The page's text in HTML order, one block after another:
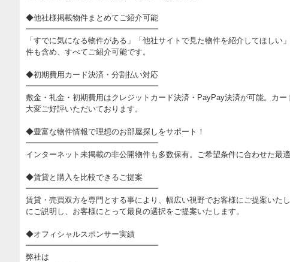
◆他社様掲載物件まとめてご紹介可能
━━━━━━━━━━━━━━━━━
「すでに気になる物件がある」「他社サイトで見た物件を紹介してほしい
件も含め、すべてご紹介可能です。
◆初期費用カード決済・分割払い対応
━━━━━━━━━━━━━━━━━
敷金・礼金・初期費用はクレジットカード決済・PayPay決済が可能。カー
大変ご好評いただいております。
◆豊富な物件情報で理想のお部屋探しをサポート！
━━━━━━━━━━━━━━━━━
インターネット未掲載の非公開物件も多数保有。ご希望条件に合わせた最
◆賃貸と購入を比較できるご提案
━━━━━━━━━━━━━━━━━
賃貸・売買双方を専門とする事により、幅広い視野でお客様にご提案いた
にご説明し、お客様にとって最良の選択をご提案いたします。
◆オフィシャルスポンサー実績
━━━━━━━━━━━━━━━━━
弊社は